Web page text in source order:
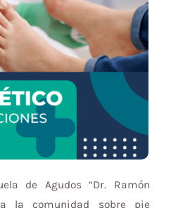
de Agudos “Dr. Ramón
la comunidad sobre pie